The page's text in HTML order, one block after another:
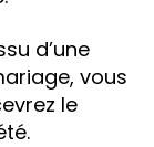
d’une
vous
le